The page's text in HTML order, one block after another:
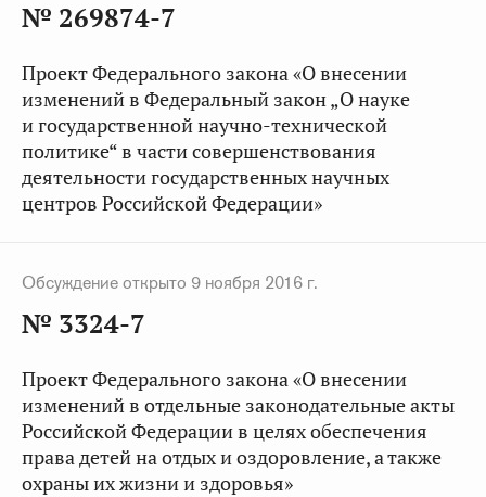
№ 269874-7
Проект Федерального закона «О внесении
изменений в Федеральный закон „О науке
и государственной научно-технической
политике“ в части совершенствования
деятельности государственных научных
центров Российской Федерации»
Обсуждение открыто 9 ноября 2016 г.
№ 3324-7
Проект Федерального закона «О внесении
изменений в отдельные законодательные акты
Российской Федерации в целях обеспечения
права детей на отдых и оздоровление, а также
охраны их жизни и здоровья»